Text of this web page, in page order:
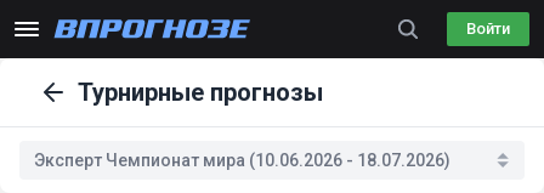
Войти
Турнирные прогнозы
Эксперт Чемпионат мира (10.06.2026 - 18.07.2026)